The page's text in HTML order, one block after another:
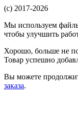
(c) 2017-2026
Мы используем
чтобы улучшить
Хорошо, больше не
Товар успешно
Вы можете
заказа.